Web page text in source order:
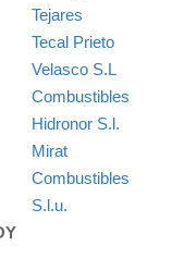
Tejares
Tecal Prieto
Velasco S.L
Combustibles
Hidronor S.l.
Mirat
Combustibles
S.l.u.